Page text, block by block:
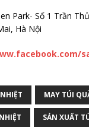
Park- Số 1 Trần
Hà Nội
MAY TÚI
SẢN XUẤT